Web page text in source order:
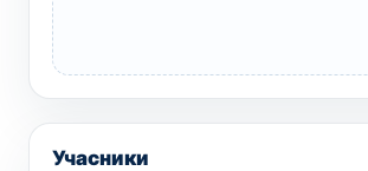
Учасники